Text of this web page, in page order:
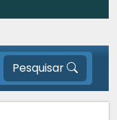
Pesquisar